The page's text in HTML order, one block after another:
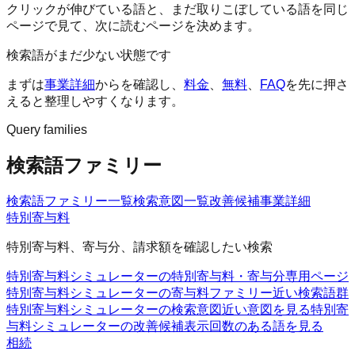
クリックが伸びている語と、まだ取りこぼしている語を同じ
ページで見て、次に読むページを決めます。
検索語がまだ少ない状態です
まずは事業詳細からを確認し、 料金 無料 FAQを先に押さ
えると整理しやすくなります。
Query families
検索語ファミリー
検索語ファミリー一覧検索意図一覧改善候補事業詳細
特別寄与料
特別寄与料、寄与分、請求額を確認したい検索
特別寄与料シミュレーターの特別寄与料・寄与分専用ページ
特別寄与料シミュレーターの寄与料ファミリー近い検索語群
特別寄与料シミュレーターの検索意図近い意図を見る特別寄
与料シミュレーターの改善候補表示回数のある語を見る
相続